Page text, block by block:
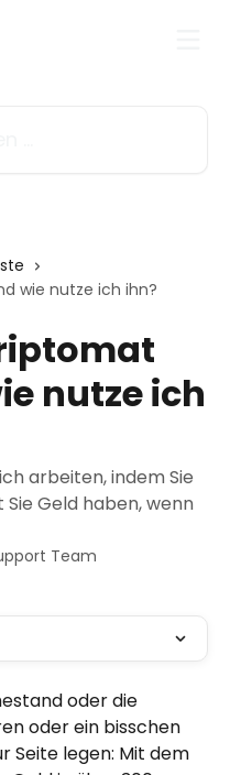
wie nutze ich ihn?
nutze ich
arbeiten, indem Sie
Geld haben, wenn
Team
oder die
oder ein bisschen
Seite legen: Mit dem